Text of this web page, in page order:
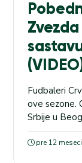
Fudbaleri
ove sezone.
Srbije u
Tukuman –
pre 12 meseci